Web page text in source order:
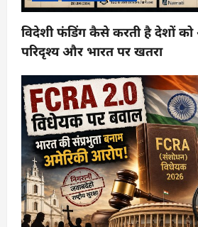
विदेशी फंडिंग कैसे करती है देशों को
परिदृश्य और भारत पर खतरा